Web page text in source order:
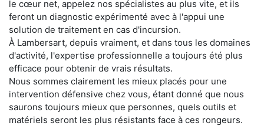
le cœur net, appelez nos spécialistes au plus vite, et ils
feront un diagnostic expérimenté avec à l'appui une
solution de traitement en cas d'incursion.
À Lambersart, depuis vraiment, et dans tous les domaines
d'activité, l'expertise professionnelle a toujours été plus
efficace pour obtenir de vrais résultats.
Nous sommes clairement les mieux placés pour une
intervention défensive chez vous, étant donné que nous
saurons toujours mieux que personnes, quels outils et
matériels seront les plus résistants face à ces rongeurs.